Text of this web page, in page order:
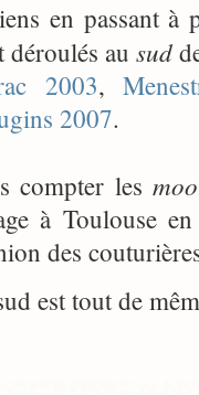
en passant
déroulés au sud
2003,
2007.
compter les
à Toulouse
des
est tout de